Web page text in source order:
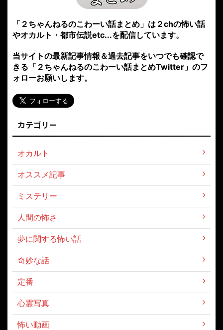
「２ちゃんねるのこわーい話まとめ」は２chの怖い話
やオカルト・都市伝説etc...を配信しています。
当サイトの最新記事情報＆過去記事をいつでも確認で
きる「２ちゃんねるのこわーい話まとめTwitter」のフ
ォローお願いします。
カテゴリー
オカルト
オススメ記事
ミステリー
人間の怖さ
夢に関する怖い話
奇妙な話
定番
心霊写真
怖い動画